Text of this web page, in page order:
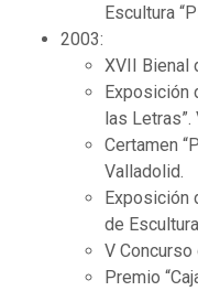
Escultura
2003:
XVII Bienal
Exposición
las Letras”.
Certamen
Valladolid.
Exposición
de
V Concurso
Premio